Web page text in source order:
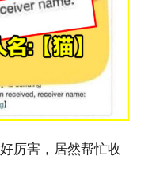
厉害，居然帮忙收